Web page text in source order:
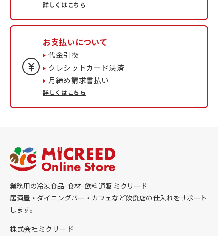
詳しくはこちら
お支払いについて
代金引換
クレシットカード決済
月締め請求書払い
詳しくはこちら
業務用の冷凍食品·食材·飲料通販 ミクリード
居酒屋・ダイニングバー・カフェなど飲食店の仕入れをサポート
します。
株式会社ミクリード